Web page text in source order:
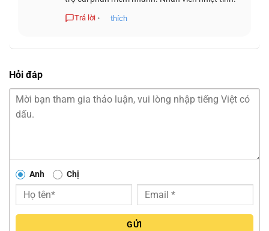
Trả lời • thích
Hỏi đáp
Anh Chị
GỬI